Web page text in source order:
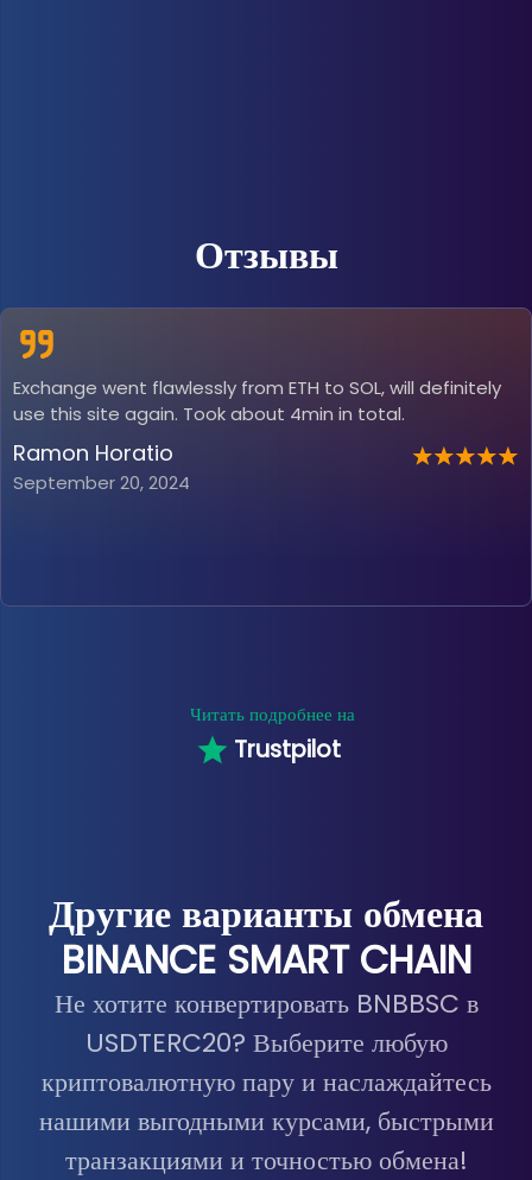
Отзывы
Exchange went flawlessly from ETH to SOL, will definitely
use this site again. Took about 4min in total.
Ramon Horatio
September 20, 2024
Читать подробнее на
Trustpilot
Другие варианты обмена
BINANCE SMART CHAIN
Не хотите конвертировать BNBBSC в
USDTERC20? Выберите любую
криптовалютную пару и наслаждайтесь
нашими выгодными курсами, быстрыми
транзакциями и точностью обмена!